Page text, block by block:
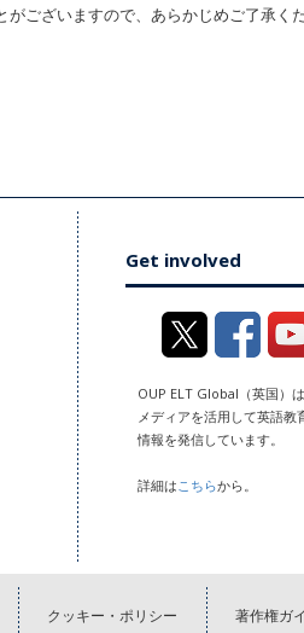
ございますので、あらかじめご了承くだ
Get involved
OUP ELT Global（英国）
メディアを活用して英語教
情報を発信しています。
詳細は こちらから。
クッキー・ポリシー 著作権ガ